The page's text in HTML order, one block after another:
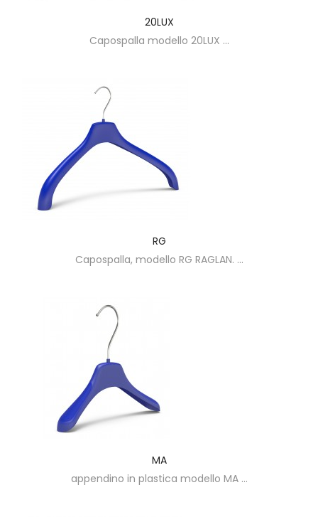
20LUX
Capospalla modello 20LUX ...
RG
Capospalla, modello RG RAGLAN. ...
MA
appendino in plastica modello MA ...